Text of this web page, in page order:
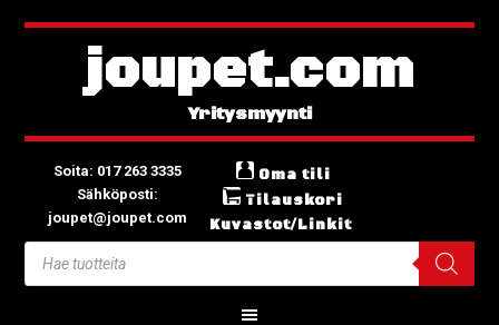
joupet.com
Soita: 017 263 3335
Sähköposti:
joupet@joupet.com
Oma tili
Tilauskori
Kuvastot/Linkit